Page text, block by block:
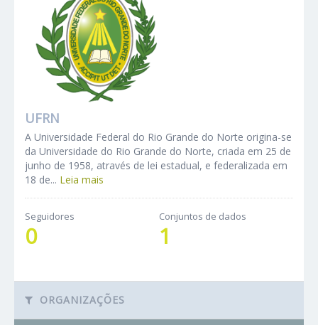
UFRN
A Universidade Federal do Rio Grande do Norte origina-se
da Universidade do Rio Grande do Norte, criada em 25 de
junho de 1958, através de lei estadual, e federalizada em
18 de... Leia mais
Seguidores
0
Conjuntos de dados
1
ORGANIZAÇÕES